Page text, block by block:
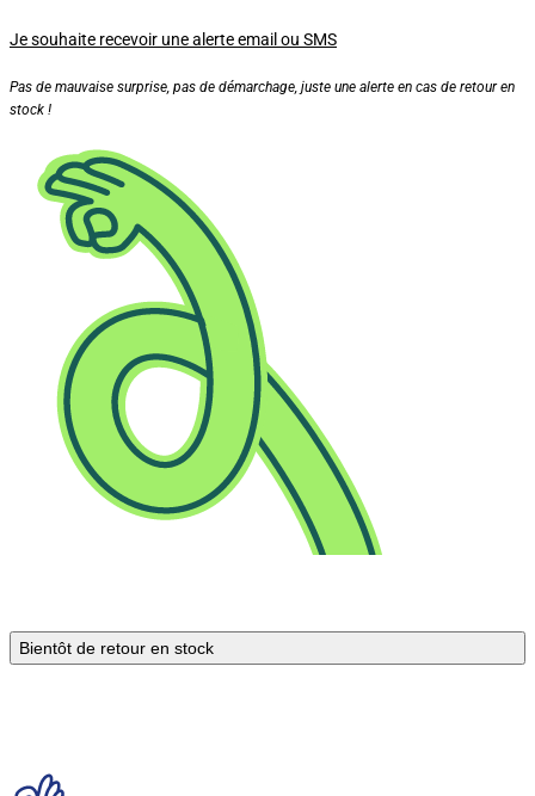
Je souhaite recevoir une alerte email ou SMS
Pas de mauvaise surprise, pas de démarchage, juste une alerte en cas de retour en
stock !
Bientôt de retour en stock